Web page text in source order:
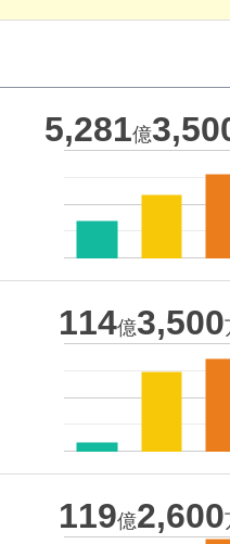
5,281億
114億3,500
119億2,600